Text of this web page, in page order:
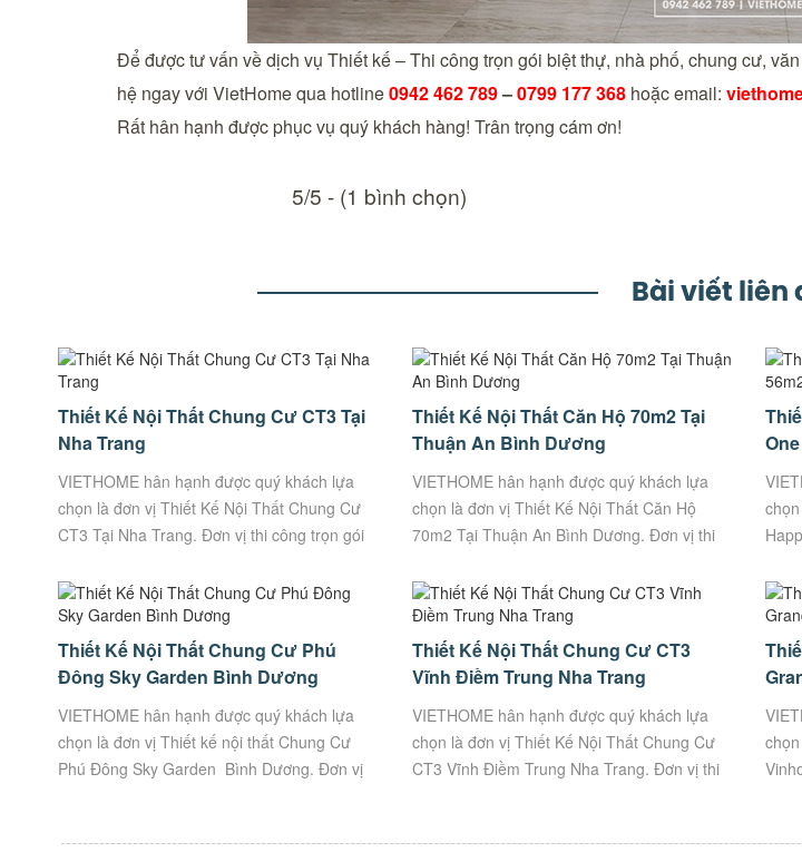
Để được tư vấn về dịch vụ Thiết kế – Thi công trọn gói biệt thự, nhà phố, chung cư,
hệ ngay với VietHome qua hotline0942 462 789–0799 177 368 hoặc email:
Rất hân hạnh được phục vụ quý khách hàng! Trân trọng cám ơn!
5/5 - (1 bình chọn)
Bài viết liên
Thiết Kế Nội Thất Chung Cư CT3 Tại
Nha Trang
VIETHOME hân hạnh được quý khách lựa
chọn là đơn vị Thiết Kế Nội Thất Chung Cư
CT3 Tại Nha Trang. Đơn vị thi công trọn gói
Nội...
Thiết Kế Nội Thất Căn Hộ 70m2 Tại
Thuận An Bình Dương
VIETHOME hân hạnh được quý khách lựa
chọn là đơn vị Thiết Kế Nội Thất Căn Hộ
70m2 Tại Thuận An Bình Dương. Đơn vị thi
công...
–
Thiết Kế Nội Thất Chung Cư Phú
Đông Sky Garden Bình Dương
VIETHOME hân hạnh được quý khách lựa
chọn là đơn vị Thiết kế nội thất Chung Cư
Phú Đông Sky Garden Bình Dương. Đơn vị
Thiết Kế Nội Thất Chung Cư CT3
Vĩnh Điềm Trung Nha Trang
VIETHOME hân hạnh được quý khách lựa
chọn là đơn vị Thiết Kế Nội Thất Chung Cư
CT3 Vĩnh Điềm Trung Nha Trang. Đơn vị thi